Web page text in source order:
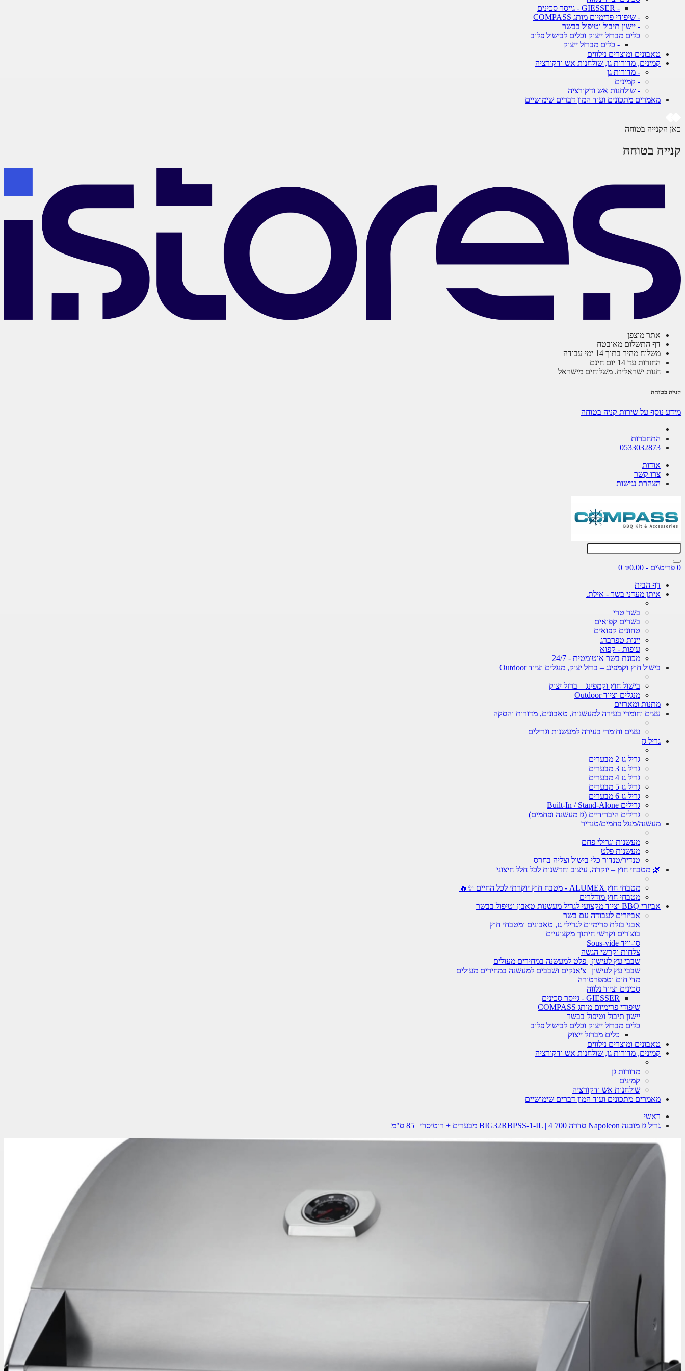
- GIESSER - גייסר סכינים
- שיפודי פרימיום מותג COMPASS
- יישון תיבול וטיפול בבשר
כלים מברזל ייצוק וכלים לבישול פלוב
- כלים מברזל ייצוק
טאבונים ומוצרים נילווים
קמינים, מדורות גן, שולחנות אש ודקורציה
- מדורות גן
- קמינים
- שולחנות אש ודקורציה
מאמרים מתכונים ועוד המון דברים שימושיים
כאן הקנייה בטוחה
קנייה בטוחה
אתר מוצפן
דף התשלום מאובטח
משלוח מהיר בתוך 14 ימי עבודה
החזרות עד 14 יום חינם
חנות ישראלית. משלוחים מישראל
קנייה בטוחה
מידע נוסף על שירות קניה בטוחה
התחברות
0533032873
אודות
צרו קשר
הצהרת נגישות
0 פריט\ים - ₪0.00
0
דף הבית
איתן מעדני בשר - אילת.
בשר טרי
בשרים קפואים
טחונים קפואים
יינות טפרברג
עופות - קפוא
מכונת בשר אוטומטית - 24/7
בישול חוץ וקמפינג – ברזל יצוק, מנגלים וציוד Outdoor
בישול חוץ וקמפינג – ברזל יצוק
מנגלים וציוד Outdoor
מתנות ומארזים
עצים וחומרי בעירה למעשנות, טאבונים, מדורות והסקה
עצים וחומרי בעירה למעשנות וגרילים
גריל גז
גריל גז 2 מבערים
גריל גז 3 מבערים
גריל גז 4 מבערים
גריל גז 5 מבערים
גריל גז 6 מבערים
גרילים Built-In / Stand-Alone
גרילים היברידיים (גז מעשנה ופחמים)
מעשנה/מנגל פחמים/טנדיר
מעשנות וגרילי פחם
מעשנות פלט
טנדיר/טנדור כלי בישול וצליה בחרס
🌿 מטבחי חוץ – יוקרה, עיצוב וחדשנות לכל חלל חיצוני
מטבחי חוץ ALUMEX - מטבח חוץ יוקרתי לכל החיים ✨🔥
מטבחי חוץ מודלרים
אביזרי BBQ וציוד מקצועי לגריל מעשנות טאבון וטיפול בבשר
אביזרים לעבודה עם בשר
אבני בזלת פרימיום לגרילי גז, טאבונים ומטבחי חוץ
בוצ'רים וקרשי חיתוך מקצועיים
סו-וויד Sous-vide
צלחות וקרשי הגשה
שבבי עץ לעישון | פלט למעשנה במחירים מעולים
שבבי עץ לעישון | צ'אנקים ושבבים למעשנה במחירים מעולים
מדי חום וטמפרטורה
סכינים וציוד נלווה
GIESSER - גייסר סכינים
שיפודי פרימיום מותג COMPASS
יישון תיבול וטיפול בבשר
כלים מברזל ייצוק וכלים לבישול פלוב
כלים מברזל ייצוק
טאבונים ומוצרים נילווים
קמינים, מדורות גן, שולחנות אש ודקורציה
מדורות גן
קמינים
שולחנות אש ודקורציה
מאמרים מתכונים ועוד המון דברים שימושיים
ראשי
גריל גז מובנה Napoleon סדרה 700 BIG32RBPSS-1-IL | 4 מבערים + רוטיסרי | 85 ס"מ